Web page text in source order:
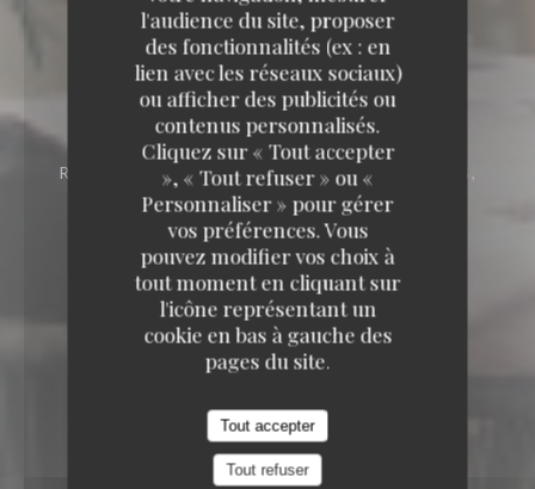
l'audience du site, proposer
des fonctionnalités (ex : en
lien avec les réseaux sociaux)
ou afficher des publicités ou
contenus personnalisés.
Cliquez sur « Tout accepter
», « Tout refuser » ou «
Personnaliser » pour gérer
vos préférences. Vous
pouvez modifier vos choix à
tout moment en cliquant sur
l'icône représentant un
cookie en bas à gauche des
pages du site.
Tout accepter
Tout refuser
LE BAIA
RESTAURANT BAR ET ROOFTOP
PARVIS,
PLACE KENNEDY 83700 SAINT RAPHAËL
LE BAIA